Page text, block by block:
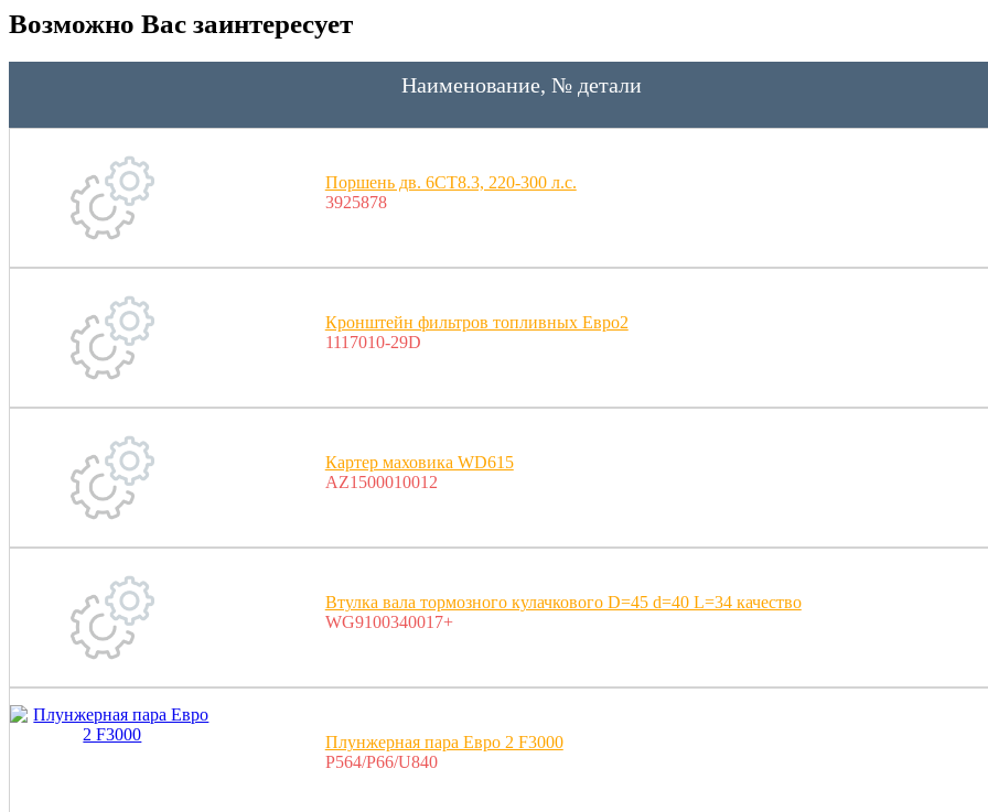
Возможно Вас заинтересует
Наименование, № детали
Поршень дв. 6СT8.3, 220-300 л.с.
3925878
Кронштейн фильтров топливных Евро2
1117010-29D
Картер маховика WD615
AZ1500010012
Втулка вала тормозного кулачкового D=45 d=40 L=34 качество
WG9100340017+
Плунжерная пара Евро 2 F3000
P564/P66/U840